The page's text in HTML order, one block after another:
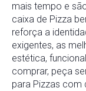
mais tempo e
caixa de Pizza
reforça a
exigentes, as
estética,
comprar, peça
para Pizzas com